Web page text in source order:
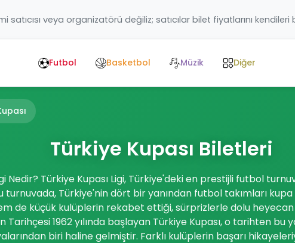
satıcısı veya organizatörü değiliz; satıcılar bilet fiyatlarını
Futbol Basketbol Müzik Diğer
Türkiye Kupası Biletleri
Nedir? Türkiye Kupası Ligi, Türkiye'deki en prestijli futbol
turnuvada, Türkiye'nin dört bir yanından futbol takımları
de küçük kulüplerin rekabet ettiği, sürprizlerle dolu
Tarihçesi 1962 yılında başlayan Türkiye Kupası, o tarihten
biri haline gelmiştir. Farklı kulüplerin başarı